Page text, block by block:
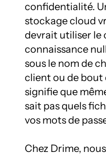
confidentialité.
stockage cloud
devrait utiliser le
connaissance
sous le nom de
client ou de bout
signifie que
sait pas quels
vos mots de
Chez Drime,